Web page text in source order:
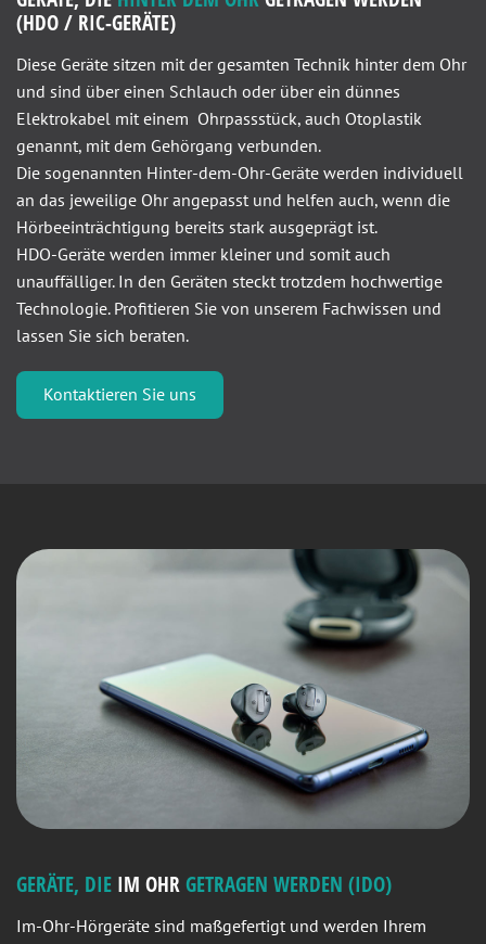
(HDO / RIC-GERÄTE)
Diese Geräte sitzen mit der gesamten Technik hinter dem Ohr
und sind über einen Schlauch oder über ein dünnes
Elektrokabel mit einem Ohrpassstück, auch Otoplastik
genannt, mit dem Gehörgang verbunden.
Die sogenannten Hinter-dem-Ohr-Geräte werden individuell
an das jeweilige Ohr angepasst und helfen auch, wenn die
Hörbeeinträchtigung bereits stark ausgeprägt ist.
HDO-Geräte werden immer kleiner und somit auch
unauffälliger. In den Geräten steckt trotzdem hochwertige
Technologie. Profitieren Sie von unserem Fachwissen und
lassen Sie sich beraten.
Kontaktieren Sie uns
GERÄTE, DIE IM OHR GETRAGEN WERDEN (IDO)
Im-Ohr-Hörgeräte sind maßgefertigt und werden Ihrem